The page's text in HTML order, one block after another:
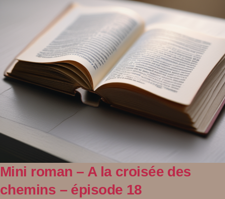
Mini roman – A la croisée des
chemins – épisode 18